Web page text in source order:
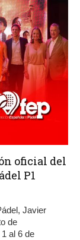
oficial del
P1
Javier
de
al 6 de